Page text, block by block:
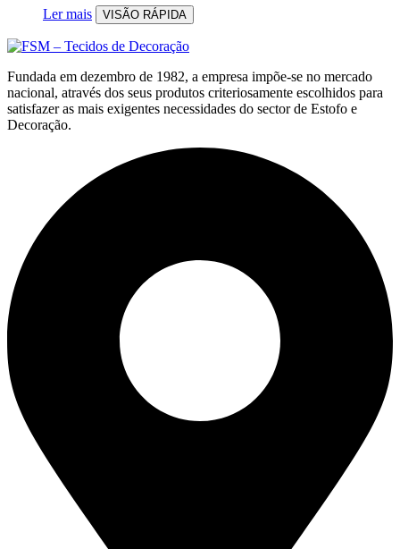
Ler mais VISÃO RÁPIDA
Fundada em dezembro de 1982, a empresa impõe-se no mercado
nacional, através dos seus produtos criteriosamente escolhidos para
satisfazer as mais exigentes necessidades do sector de Estofo e
Decoração.